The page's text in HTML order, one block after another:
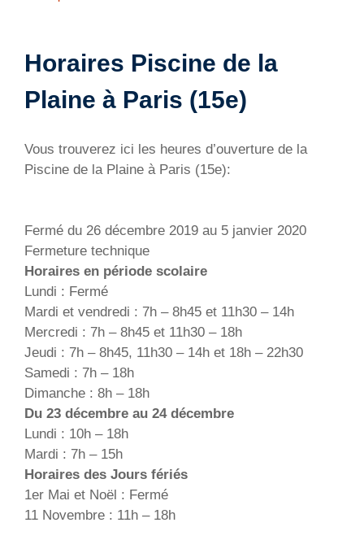
Horaires Piscine de la
Plaine à Paris (15e)
Vous trouverez ici les heures d’ouverture de la
Piscine de la Plaine à Paris (15e):
Fermé du 26 décembre 2019 au 5 janvier 2020
Fermeture technique
Horaires en période scolaire
Lundi : Fermé
Mardi et vendredi : 7h – 8h45 et 11h30 – 14h
Mercredi : 7h – 8h45 et 11h30 – 18h
Jeudi : 7h – 8h45, 11h30 – 14h et 18h – 22h30
Samedi : 7h – 18h
Dimanche : 8h – 18h
Du 23 décembre au 24 décembre
Lundi : 10h – 18h
Mardi : 7h – 15h
Horaires des Jours fériés
1er Mai et Noël : Fermé
11 Novembre : 11h – 18h